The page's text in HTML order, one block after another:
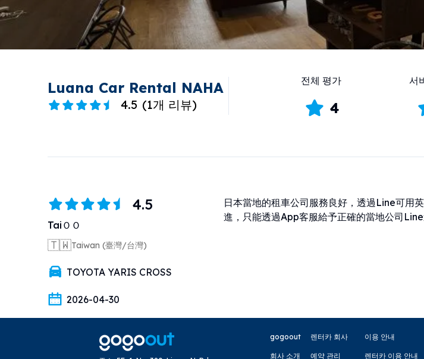
Luana Car Rental NAHA
4.5 (1개 리뷰)
전체 평가
4
서
4.5
TaiＯＯ
🇹🇼Taiwan (臺灣/台灣)
TOYOTA YARIS CROSS
2026-04-30
日本當地的租車公司服務良好，透過Line可
進，只能透過App客服給予正確的當地公司Line
gogoout
회사 소개
렌터카 회사
예약 관리
이용 안내
렌터카 이용 안내